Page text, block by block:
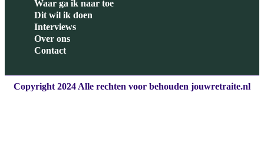
Waar ga ik naar toe
Dit wil ik doen
Interviews
Over ons
Contact
Copyright 2024 Alle rechten voor behouden jouwretraite.nl